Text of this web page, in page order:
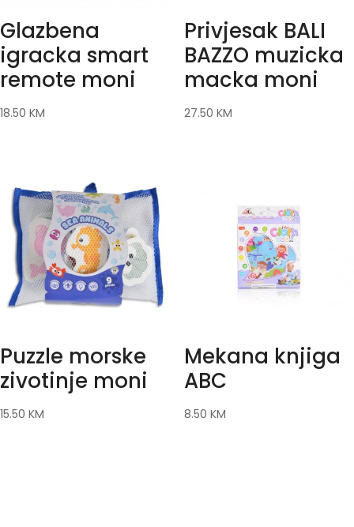
Glazbena
igracka smart
remote moni
18.50 KM
Privjesak BALI
BAZZO muzicka
macka moni
27.50 KM
Puzzle morske
zivotinje moni
15.50 KM
Mekana knjiga
ABC
8.50 KM